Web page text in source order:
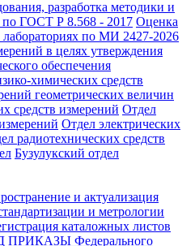
разработка методики и
по ГОСТ Р 8.568 - 2017 Оценка
лабораториях по МИ 2427-2026
в целях утверждения
обеспечения
химических средств
геометрических величин
средств измерений Отдел
Отдел электрических
радиотехнических средств
Бузулукский отдел
и актуализация
и метрологии
каталожных листов
ПРИКАЗЫ Федерального